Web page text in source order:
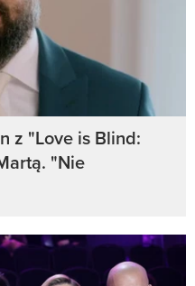
z "Love is Blind:
"Nie